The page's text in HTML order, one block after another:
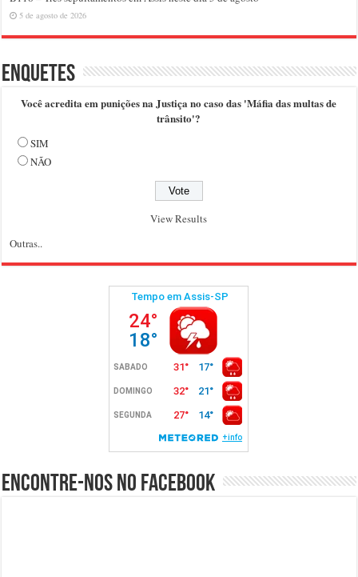
5 de agosto de 2026
Enquetes
Você acredita em punições na Justiça no caso das 'Máfia das multas de
trânsito'?
SIM
NÃO
View Results
Outras..
Encontre-nos no Facebook